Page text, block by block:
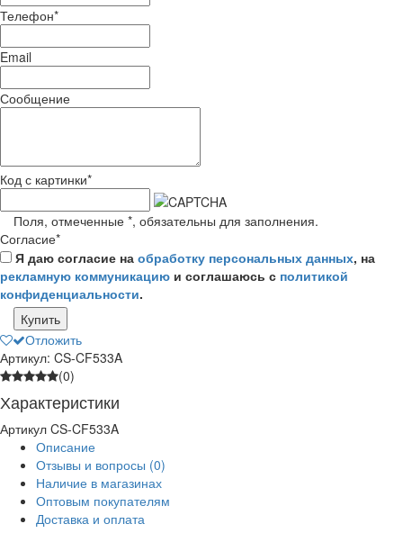
Телефон*
Email
Сообщение
Код с картинки*
Поля, отмеченные *, обязательны для заполнения.
Согласие*
Я даю согласие на обработку персональных данных, на
рекламную коммуникацию и соглашаюсь с политикой
конфиденциальности.
Купить
Отложить
Артикул: CS-CF533A
(0)
Характеристики
Артикул CS-CF533A
Описание
Отзывы и вопросы (0)
Наличие в магазинах
Оптовым покупателям
Доставка и оплата